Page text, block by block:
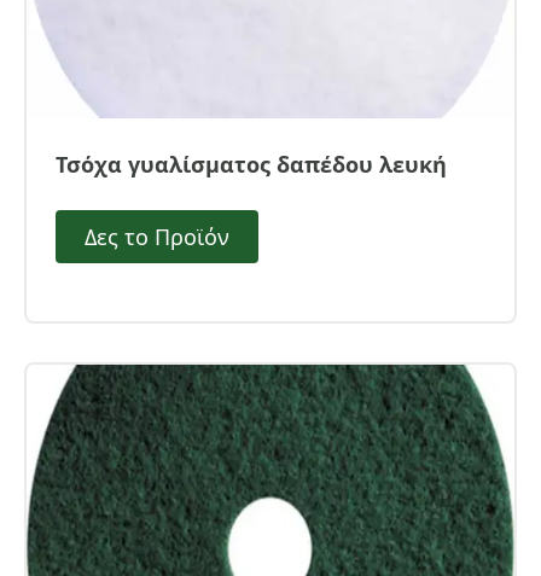
Τσόχα γυαλίσματος δαπέδου λευκή
Δες το Προϊόν